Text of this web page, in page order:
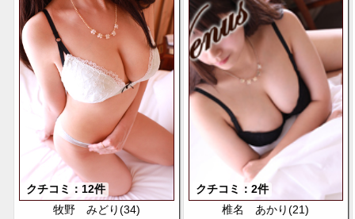
クチコミ：12件
牧野 みどり(34)
クチコミ：2件
椎名 あかり(21)